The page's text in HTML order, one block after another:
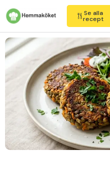
Se alla
recept